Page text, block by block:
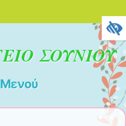
ΣΟΥΝΙΟΥ
Μενού